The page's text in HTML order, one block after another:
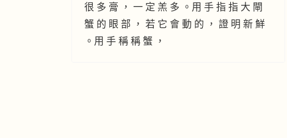
很 多 膏 ， 一 定 羔 多 。用 手 指 指 大 閘
蟹 的 眼 部 ， 若 它 會 動 的 ， 證 明 新 鮮
。用 手 稱 稱 蟹 ，